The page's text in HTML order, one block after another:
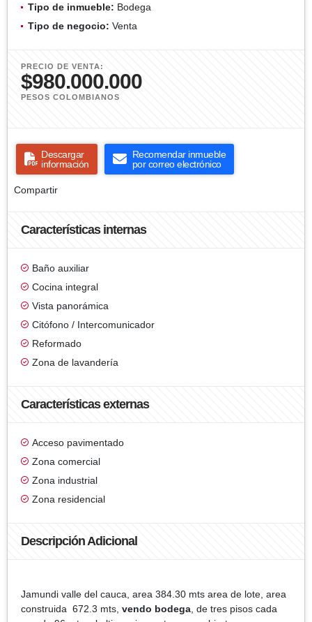
Tipo de inmueble: Bodega
Tipo de negocio: Venta
PRECIO DE VENTA:
$980.000.000
PESOS COLOMBIANOS
Descargar
información
Recomendar inmueble
por correo electrónico
Compartir
Características internas
Baño auxiliar
Cocina integral
Vista panorámica
Citófono / Intercomunicador
Reformado
Zona de lavandería
Características externas
Acceso pavimentado
Zona comercial
Zona industrial
Zona residencial
Descripción Adicional
Jamundi valle del cauca, area 384.30 mts area de lote, area
construida 672.3 mts, vendo bodega , de tres pisos cada